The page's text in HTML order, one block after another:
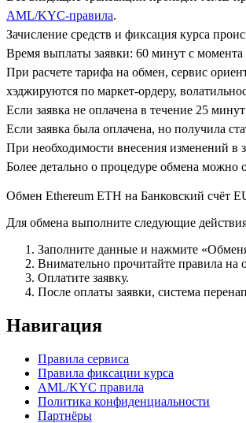
AML/KYC-правила.
Зачисление средств и фиксация курса
Время выплаты заявки: 60 минут с момента
При расчете тарифа на обмен, сервис
хэджируются по маркет-ордеру,
Если заявка не оплачена в течение 25
Если заявка была оплачена, но получила
При необходимости внесения изменений в
Более детально о процедуре обмена можно
Обмен Ethereum ETH на Банковский счёт
Для обмена выполните следующие
Заполните данные и нажмите
Внимательно прочитайте правила на
Оплатите заявку.
После оплаты заявки, система
Навигация
Правила сервиса
Правила фиксации курса
AML/KYC правила
Политика конфиденциальности
Партнёры